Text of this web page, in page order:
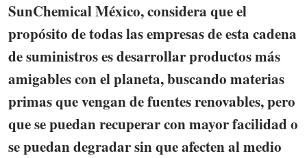
SunChemical México, considera que el
propósito de todas las empresas de esta cadena
de suministros es desarrollar productos más
amigables con el planeta, buscando materias
primas que vengan de fuentes renovables, pero
que se puedan recuperar con mayor facilidad o
se puedan degradar sin que afecten al medio